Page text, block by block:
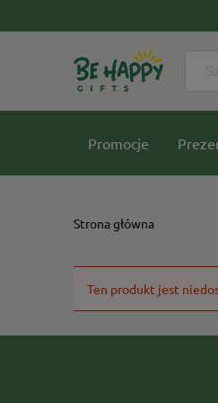
Promocje
Strona główna
Ten produkt jest